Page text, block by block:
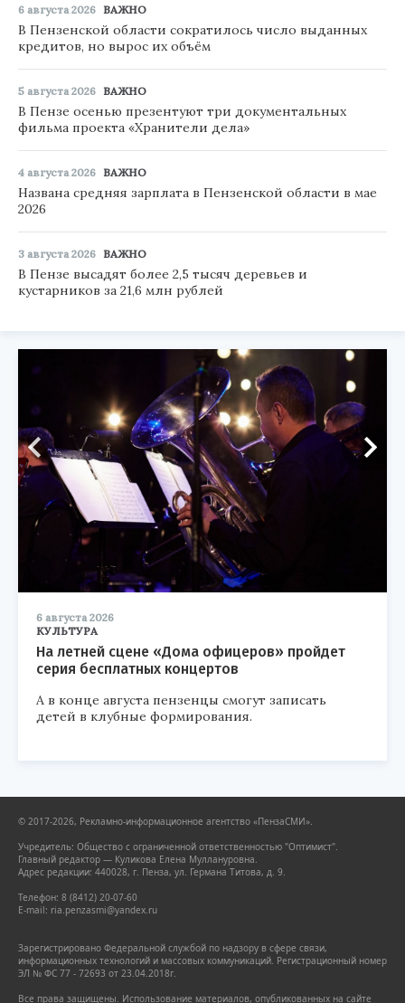
6 августа 2026 ВАЖНО
В Пензенской области сократилось число выданных
кредитов, но вырос их объём
5 августа 2026 ВАЖНО
В Пензе осенью презентуют три документальных
фильма проекта «Хранители дела»
4 августа 2026 ВАЖНО
Названа средняя зарплата в Пензенской области в мае
2026
3 августа 2026 ВАЖНО
В Пензе высадят более 2,5 тысяч деревьев и
кустарников за 21,6 млн рублей
6 августа 2026
КУЛЬТУРА
На летней сцене «Дома офицеров» пройдет
серия бесплатных концертов
А в конце августа пензенцы смогут записать
детей в клубные формирования.
© 2017-2026, Рекламно-информационное агентство «ПензаСМИ».
Учредитель: Общество с ограниченной ответственностью "Оптимист".
Главный редактор — Куликова Елена Муллануровна.
Адрес редакции: 440028, г. Пенза, ул. Германа Титова, д. 9.
Телефон: 8 (8412) 20-07-60
E-mail: ria.penzasmi@yandex.ru
Зарегистрировано Федеральной службой по надзору в сфере связи,
информационных технологий и массовых коммуникаций. Регистрационный номер
ЭЛ № ФС 77 - 72693 от 23.04.2018г.
Все права защищены. Использование материалов, опубликованных на сайте